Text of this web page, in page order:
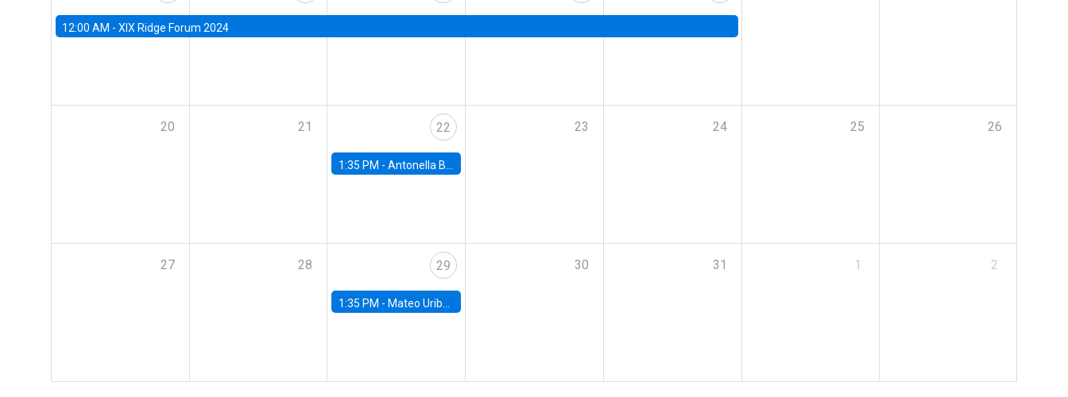
12:00 AM - XIX Ridge Forum 2024
20 21 22
1:35 PM -Antonella Bancalari, Institute for Fiscal Studies (IFS) and Research Associate at University College London (UCL)
23 24 25 26
27 28 29
1:35 PM - Mateo Uribe-Castro, Universidad de los Andes (Colombia)
30 31 1 2